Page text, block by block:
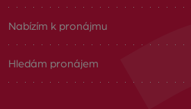
Nabízím k pronájmu
Hledám pronájem